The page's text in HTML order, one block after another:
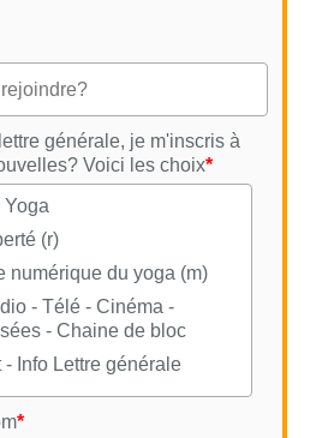
générale, je m'inscris à
Voici les choix*
(r)
numérique du yoga (m)
- Télé - Cinéma -
- Chaine de bloc
- Info Lettre générale
*